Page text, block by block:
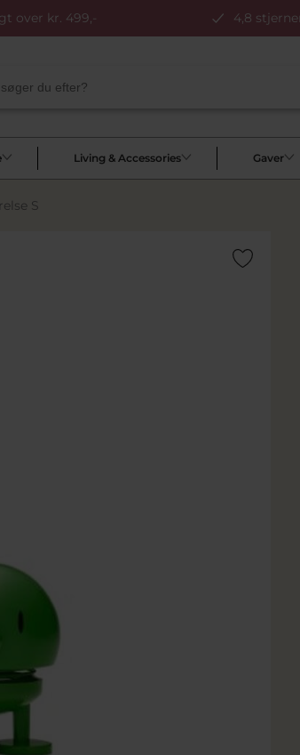
over kr. 499,- 4,8
Living & Accessories Gaver
S